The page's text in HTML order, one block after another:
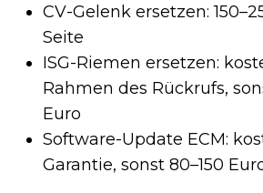
CV-Gelenk ersetzen:
Seite
ISG-Riemen ersetzen:
Rahmen des Rückrufs,
Euro
Software-Update ECM:
Garantie, sonst 80–150